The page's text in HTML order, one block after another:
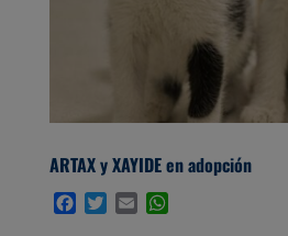
ARTAX y XAYIDE en adopción
F
T
E
W